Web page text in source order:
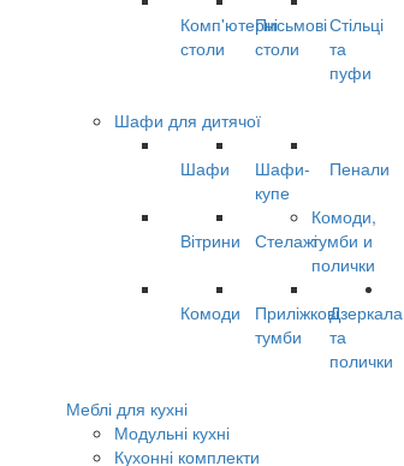
Комп'ютерні
столи
Письмові
столи
Стільці
та
пуфи
Шафи для дитячої
Шафи
Шафи-
купе
Пенали
Вітрини Стелажі
Комоди,
тумби и
полички
Комоди
Приліжкові
тумби
Дзеркала
та
полички
Меблі для кухні
Модульні кухні
Кухонні комплекти